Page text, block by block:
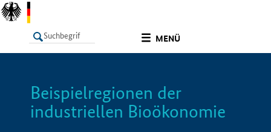
MENÜ
LISTE
Beispielregionen der
industriellen Bioökonomie